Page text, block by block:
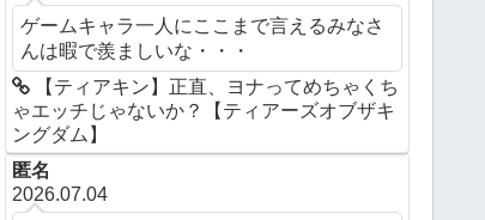
ゲームキャラ一人にここまで言えるみなさ
んは暇で羨ましいな・・・
【ティアキン】正直、ヨナってめちゃくち
ゃエッチじゃないか？【ティアーズオブザキ
ングダム】
匿名
2026.07.04